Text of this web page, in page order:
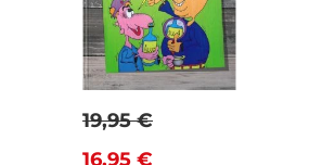
16,95 €
19,95 €